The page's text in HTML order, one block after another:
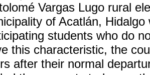
Vargas Lugo rural
of Acatlán,
students who do
this characteristic, the
after their normal